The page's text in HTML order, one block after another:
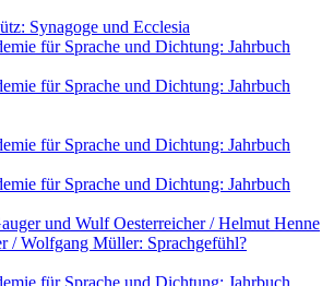
Synagoge und Ecclesia
für Sprache und Dichtung: Jahrbuch
für Sprache und Dichtung: Jahrbuch
für Sprache und Dichtung: Jahrbuch
für Sprache und Dichtung: Jahrbuch
und Wulf Oesterreicher / Helmut Henne
/ Wolfgang Müller: Sprachgefühl?
für Sprache und Dichtung: Jahrbuch